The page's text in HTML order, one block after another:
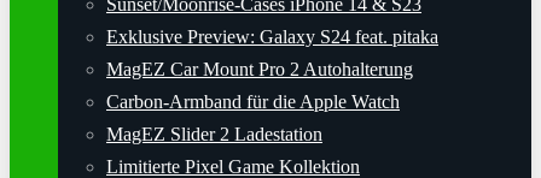
Sunset/Moonrise-Cases iPhone 14 & S23
Exklusive Preview: Galaxy S24 feat. pitaka
MagEZ Car Mount Pro 2 Autohalterung
Carbon-Armband für die Apple Watch
MagEZ Slider 2 Ladestation
Limitierte Pixel Game Kollektion